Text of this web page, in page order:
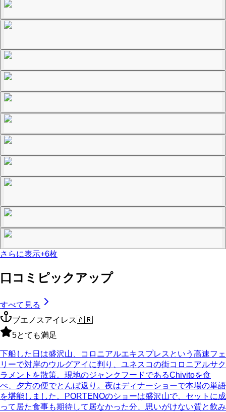
さらに表示+6枚
口コミピックアップ
すべて見る
ブエノスアイレス🇦🇷
5とても満足
下船した日は盛沢山、コロニアルエキスプレスという高速フェ
リーで対岸のウルグアイに判り、ユネスコの街コロニアルサク
ラメントを散策。現地のジャンクフードであるChivitoを食
べ、夕方の便でとんぼ返り。夜はディナーショーで本場の単語
を堪能しました。PORTENOのショーは盛沢山で、セットに成
って居た食事も期待して居なかった分、思いがけない質と飲み